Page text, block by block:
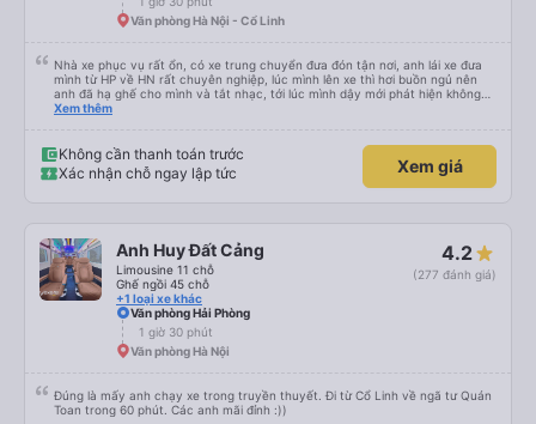
Văn phòng Hà Nội - Cổ Linh
Nhà xe phục vụ rất ổn, có xe trung chuyển đưa đón tận nơi, anh lái xe đưa
mình từ HP về HN rất chuyên nghiệp, lúc mình lên xe thì hơi buồn ngủ nên
anh đã hạ ghế cho mình và tắt nhạc, tới lúc mình dậy mới phát hiện không
thấy điện thoại thì anh đã ngay lập tức gọi xe trung chuyển để tìm điện thoại
Xem thêm
Không cần thanh toán trước
Xác nhận chỗ ngay lập tức
Xem giá
Anh Huy Đất Cảng
Limousine 11 chỗ
Ghế ngồi 45 chỗ
+1 loại xe khác
4.2
(277 đánh giá)
Văn phòng Hải Phòng
1 giờ 30 phút
Văn phòng Hà Nội
Đúng là mấy anh chạy xe trong truyền thuyết. Đi từ Cổ Linh về ngã tư Quán
Toan trong 60 phút. Các anh mãi đỉnh :))